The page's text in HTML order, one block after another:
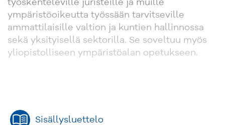
työskenteleville juristeille ja muille
ympäristöoikeutta työssään tarvitseville
ammattilaisille valtion ja kuntien hallinnossa
sekä yksityisellä sektorilla. Se soveltuu myös
yliopistolliseen ympäristöalan opetukseen.
Sisällysluettelo